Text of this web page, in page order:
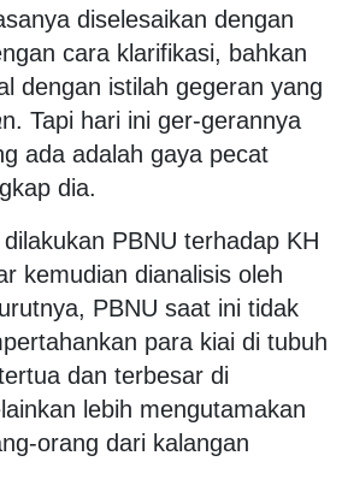
diselesaikan dengan
cara klarifikasi, bahkan
dengan istilah gegeran yang
n. Tapi hari ini ger-gerannya
ada adalah gaya pecat
dia.
PBNU terhadap KH
kemudian dianalisis oleh
PBNU saat ini tidak
para kiai di tubuh
dan terbesar di
lebih mengutamakan
orang dari kalangan